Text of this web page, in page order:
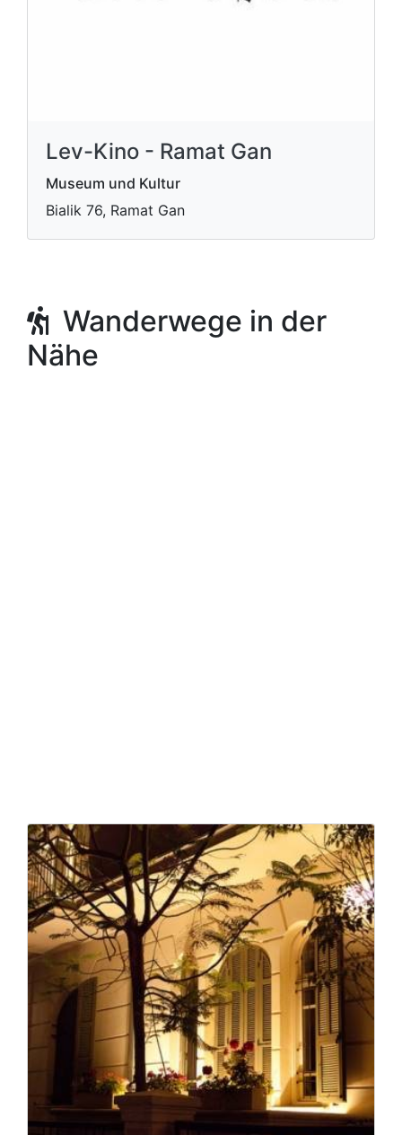
Lev-Kino - Ramat Gan
Museum und Kultur
Bialik 76, Ramat Gan
Wanderwege in der
Nähe